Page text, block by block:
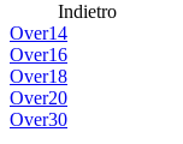
Indietro
Over14
Over16
Over18
Over20
Over30